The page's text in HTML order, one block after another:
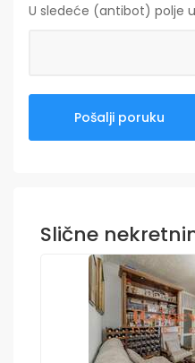
U sledeće (antibot) polje
Slične